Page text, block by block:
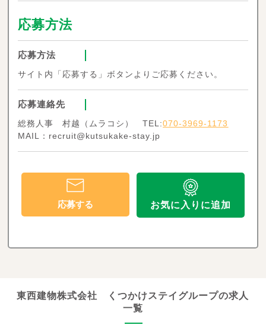
応募方法
応募方法
サイト内「応募する」ボタンよりご応募ください。
応募連絡先
総務人事 村越（ムラコシ） TEL:070-3969-1173
MAIL：recruit@kutsukake-stay.jp
応募する お気に入りに追加
東西建物株式会社 くつかけステイグループの求人
一覧